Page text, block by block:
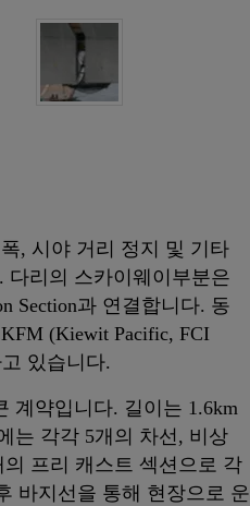
, 시야 거리 정지 및 기타
다리의 스카이웨이부분은
Section과 연결합니다. 동
(Kiewit Pacific, FCI
고 있습니다.
계약입니다. 길이는 1.6km
는 각각 5개의 차선, 비상
프리 캐스트 섹션으로 각
바지선을 통해 현장으로 운